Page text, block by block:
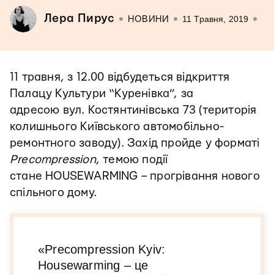
Лера Пирус НОВИНИ 11 Травня, 2019
11 травня, з 12.00 відбудеться відкриття
Палацу Культури “Куренівка”, за
адресою вул. Костянтинівська 73 (територія
колишнього Київського автомобільно-
ремонтного заводу). Захід пройде у форматі
Precompression, темою події
стане HOUSEWARMING – прогрівання нового
спільного дому.
«Precompression Kyiv:
Housewarming – це